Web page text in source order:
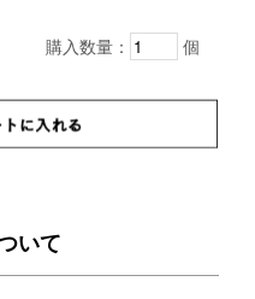
購入数量： 個
いて